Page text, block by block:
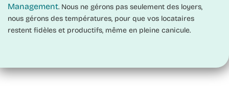
Management. Nous ne gérons pas seulement des loyers,
nous gérons des températures, pour que vos locataires
restent fidèles et productifs, même en pleine canicule.